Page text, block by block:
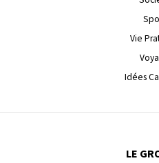
Vie
Idées
LE